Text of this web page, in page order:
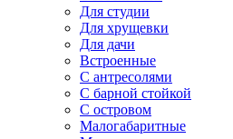
Для студии
Для хрущевки
Для дачи
Встроенные
С антресолями
С барной стойкой
С островом
Малогабаритные